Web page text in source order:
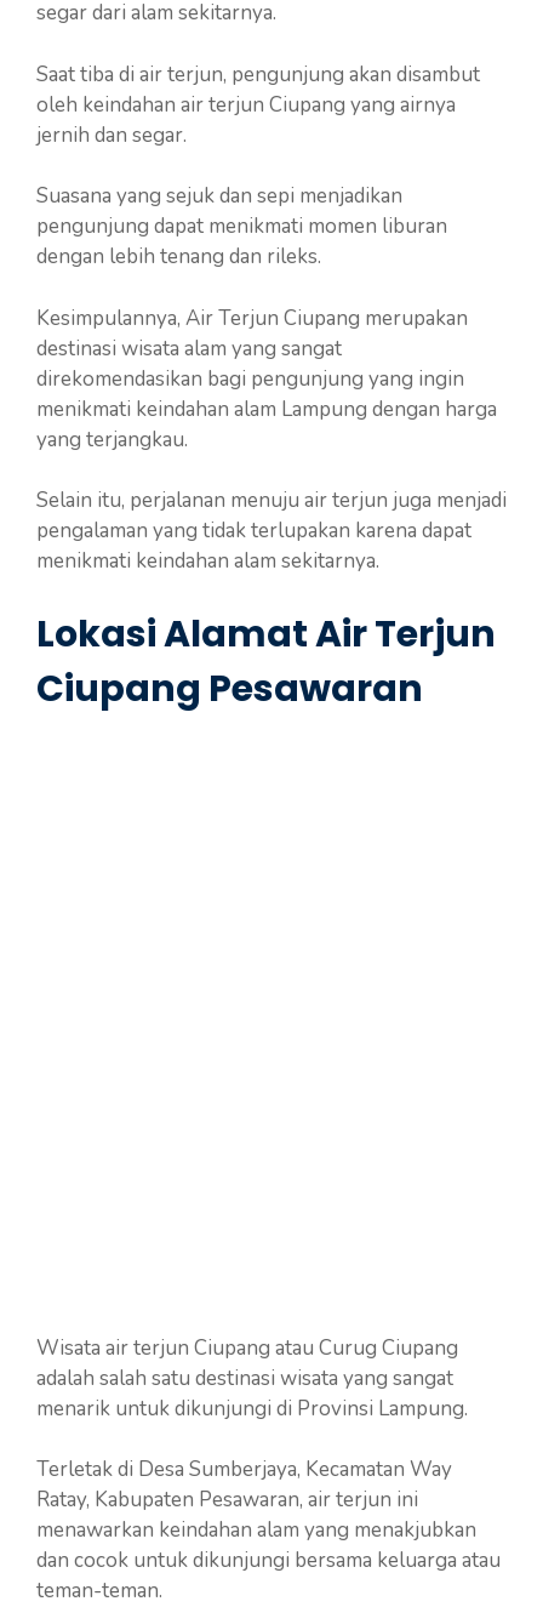
segar dari alam sekitarnya.
Saat tiba di air terjun, pengunjung akan disambut
oleh keindahan air terjun Ciupang yang airnya
jernih dan segar.
Suasana yang sejuk dan sepi menjadikan
pengunjung dapat menikmati momen liburan
dengan lebih tenang dan rileks.
Kesimpulannya, Air Terjun Ciupang merupakan
destinasi wisata alam yang sangat
direkomendasikan bagi pengunjung yang ingin
menikmati keindahan alam Lampung dengan harga
yang terjangkau.
Selain itu, perjalanan menuju air terjun juga menjadi
pengalaman yang tidak terlupakan karena dapat
menikmati keindahan alam sekitarnya.
Lokasi Alamat Air Terjun
Ciupang Pesawaran
Wisata air terjun Ciupang atau Curug Ciupang
adalah salah satu destinasi wisata yang sangat
menarik untuk dikunjungi di Provinsi Lampung.
Terletak di Desa Sumberjaya, Kecamatan Way
Ratay, Kabupaten Pesawaran, air terjun ini
menawarkan keindahan alam yang menakjubkan
dan cocok untuk dikunjungi bersama keluarga atau
teman-teman.